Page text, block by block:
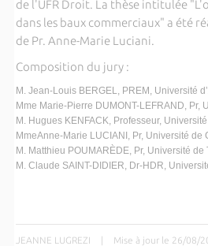
de l'UFR Droit. La thèse intitulée
dans les baux commerciaux" a été
de Pr. Anne-Marie Luciani.
Composition du jury :
M. Jean-Louis BERGEL, PREM , Université
Mme Marie-Pierre DUMONT-LEFRAND, Pr,
M. Hugues KENFACK, Professeur, Un
MmeAnne-Marie LUCIANI, Pr, Université de
M. Matthieu POUMARÈDE, Pr, Université de
M. Claude SAINT-DIDIER, Dr-HDR,
JEANNE LUGREZI | Mise à jour le 26/08/